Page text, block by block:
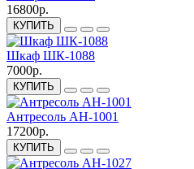
16800р.
КУПИТЬ
Шкаф ШК-1088
7000р.
КУПИТЬ
Антресоль АН-1001
17200р.
КУПИТЬ